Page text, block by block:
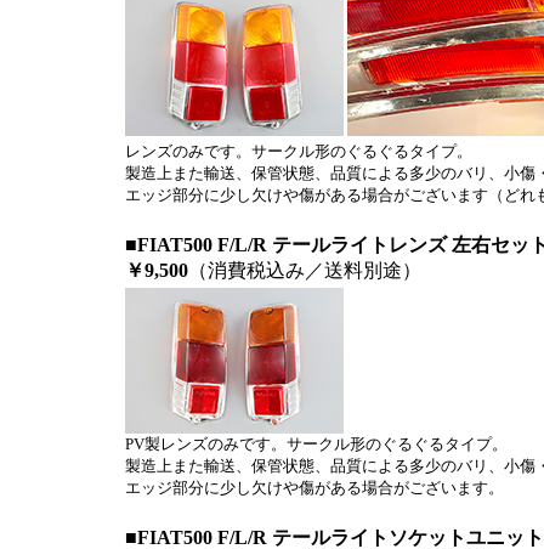
レンズのみです。サークル形のぐるぐるタイプ。
製造上また輸送、保管状態、品質による多少のバリ、小
エッジ部分に少し欠けや傷がある場合がございます（ど
■FIAT500 F/L/R テールライトレンズ 左右セッ
￥9,500（消費税込み／送料別途）
PV製レンズのみです。サークル形のぐるぐるタイプ。
製造上また輸送、保管状態、品質による多少のバリ、小
エッジ部分に少し欠けや傷がある場合がございます。
■FIAT500 F/L/R テールライトソケットユニッ